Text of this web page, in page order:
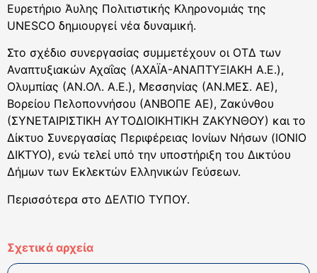
Ευρετήριο Άυλης Πολιτιστικής Κληρονομιάς της
UNESCO δημιουργεί νέα δυναμική.
Στο σχέδιο συνεργασίας συμμετέχουν οι ΟΤΔ των
Αναπτυξιακών Αχαΐας (ΑΧΑΪΑ-ΑΝΑΠΤΥΞΙΑΚΗ Α.Ε.),
Ολυμπίας (ΑΝ.ΟΛ. Α.Ε.), Μεσσηνίας (ΑΝ.ΜΕΣ. ΑΕ),
Βορείου Πελοποννήσου (ΑΝΒΟΠΕ ΑΕ), Ζακύνθου
(ΣΥΝΕΤΑΙΡΙΣΤΙΚΗ ΑΥΤΟΔΙΟΙΚΗΤΙΚΗ ΖΑΚΥΝΘΟΥ) και το
Δίκτυο Συνεργασίας Περιφέρειας Ιονίων Νήσων (ΙΟΝΙΟ
ΔΙΚΤΥΟ), ενώ τελεί υπό την υποστήριξη του Δικτύου
Δήμων των Εκλεκτών Ελληνικών Γεύσεων.
Περισσότερα στο ΔΕΛΤΙΟ ΤΥΠΟΥ.
Σχετικά αρχεία